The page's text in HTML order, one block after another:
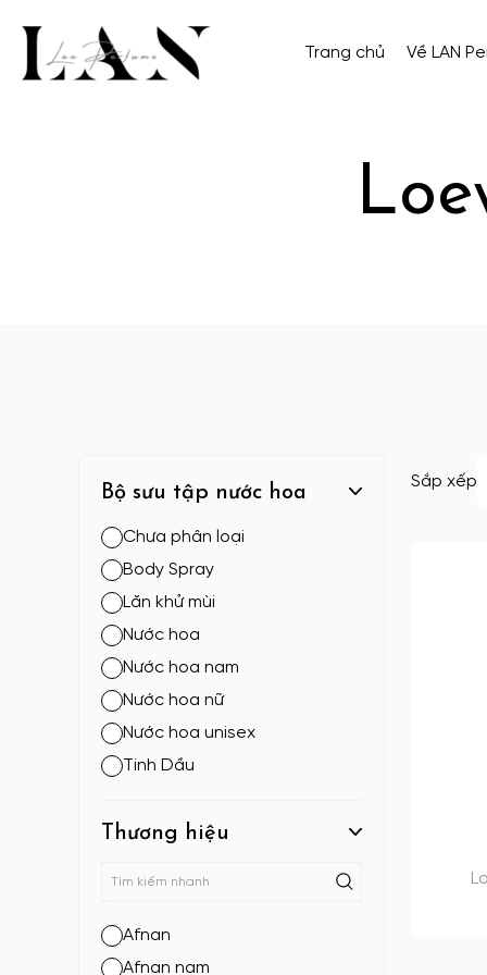
Trang chủ Về LAN
Bộ sưu tập nước hoa
Chưa phân loại
Body Spray
Lăn khử mùi
Nước hoa
Nước hoa nam
Nước hoa nữ
Nước hoa unisex
Tinh Dầu
Thương hiệu
Afnan
Afnan nam
Sắp xếp